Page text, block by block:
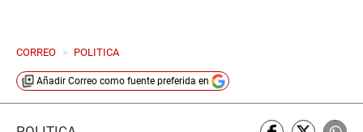
CORREO > POLITICA
Añadir Correo como fuente preferida en